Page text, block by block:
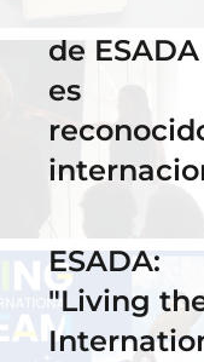
de ESADA
es
02 Octubre 2025
Celebra
ESADA:
"Living